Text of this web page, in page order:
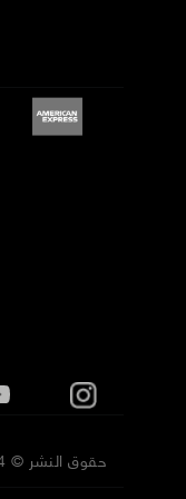
حقوق النشر © 2024 سيدار، جميع الحقوق محفوظة